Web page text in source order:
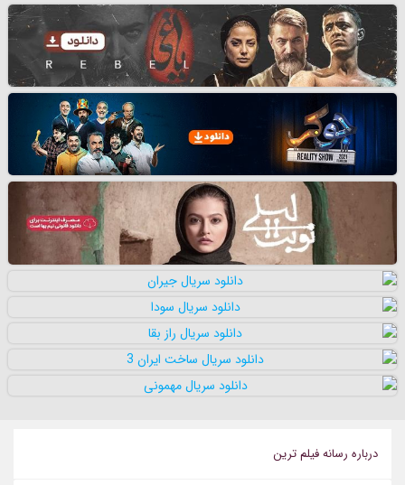
درباره رسانه فيلم ترين